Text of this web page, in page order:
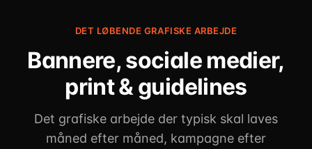
DET LØBENDE GRAFISKE ARBEJDE
Bannere, sociale medier,
print & guidelines
Det grafiske arbejde der typisk skal laves
måned efter måned, kampagne efter